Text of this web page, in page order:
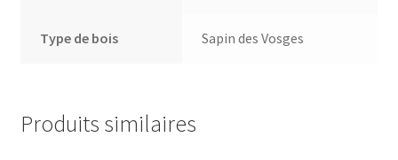
Type de bois Sapin des Vosges
Produits similaires